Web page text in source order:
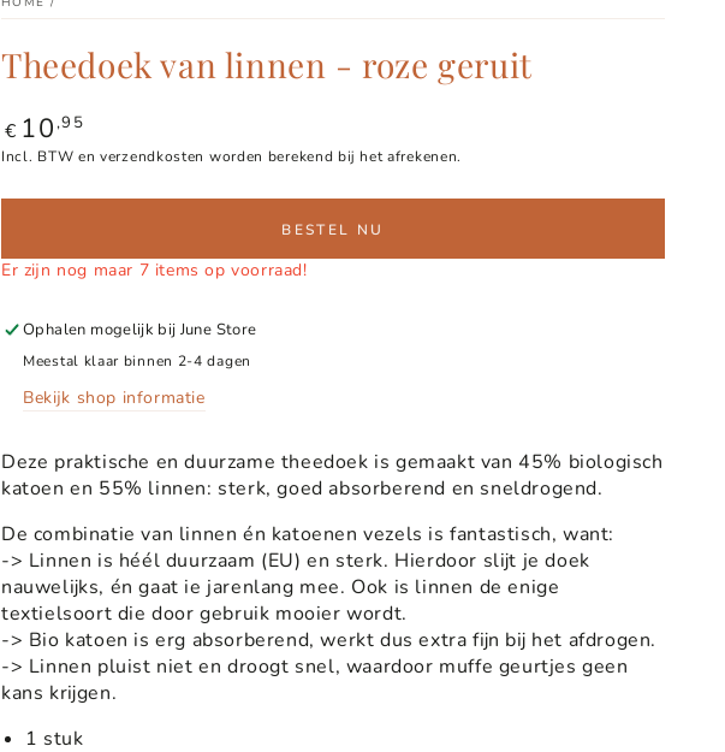
Theedoek van linnen - roze geruit
Normale
prijs
€ 10 ,95
Incl. BTW en verzendkosten worden berekend bij het afrekenen.
BESTEL NU
Er zijn nog maar 7 items op voorraad!
Ophalen mogelijk bij June Store
Meestal klaar binnen 2-4 dagen
Bekijk shop informatie
Deze praktische en duurzame theedoek is gemaakt van 45% biologisch
katoen en 55% linnen: sterk, goed absorberend en sneldrogend.
De combinatie van linnen én katoenen vezels is fantastisch, want:
-> Linnen is héél duurzaam (EU) en sterk. Hierdoor slijt je doek
nauwelijks, én gaat ie jarenlang mee. Ook is linnen de enige
textielsoort die door gebruik mooier wordt.
-> Bio katoen is erg absorberend, werkt dus extra fijn bij het afdrogen.
-> Linnen pluist niet en droogt snel, waardoor muffe geurtjes geen
kans krijgen.
1 stuk